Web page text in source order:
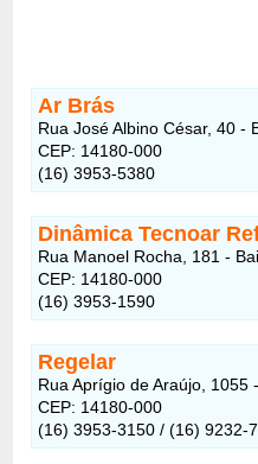
Ar Brás
Rua José Albino César, 40 -
CEP: 14180-000
(16) 3953-5380
Dinâmica Tecnoar
Rua Manoel Rocha, 181 -
CEP: 14180-000
(16) 3953-1590
Regelar
Rua Aprígio de Araújo, 1055
CEP: 14180-000
(16) 3953-3150 / (16) 9232-